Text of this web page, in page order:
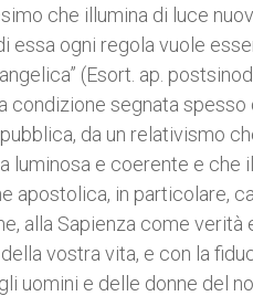
che illumina di luce
essa ogni regola vuole
(Esort. ap.
condizione segnata
da un relativismo
luminosa e coerente e
apostolica, in particolare,
alla Sapienza come verità
vostra vita, e con la
uomini e delle donne del